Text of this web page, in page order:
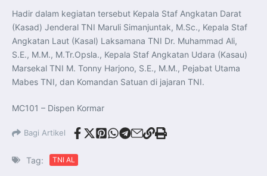
Hadir dalam kegiatan tersebut Kepala Staf Angkatan Darat
(Kasad) Jenderal TNI Maruli Simanjuntak, M.Sc., Kepala Staf
Angkatan Laut (Kasal) Laksamana TNI Dr. Muhammad Ali,
S.E., M.M., M.Tr.Opsla., Kepala Staf Angkatan Udara (Kasau)
Marsekal TNI M. Tonny Harjono, S.E., M.M., Pejabat Utama
Mabes TNI, dan Komandan Satuan di jajaran TNI.
MC101 – Dispen Kormar
Bagi Artikel
Tag: TNI AL